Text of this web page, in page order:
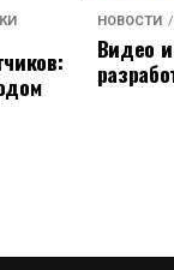
НОВОСТИ
Видео